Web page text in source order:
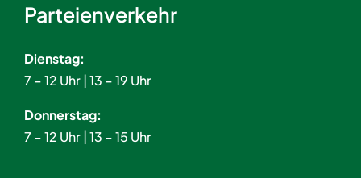
Parteienverkehr
Dienstag:
7 – 12 Uhr | 13 – 19 Uhr
Donnerstag:
7 – 12 Uhr | 13 – 15 Uhr